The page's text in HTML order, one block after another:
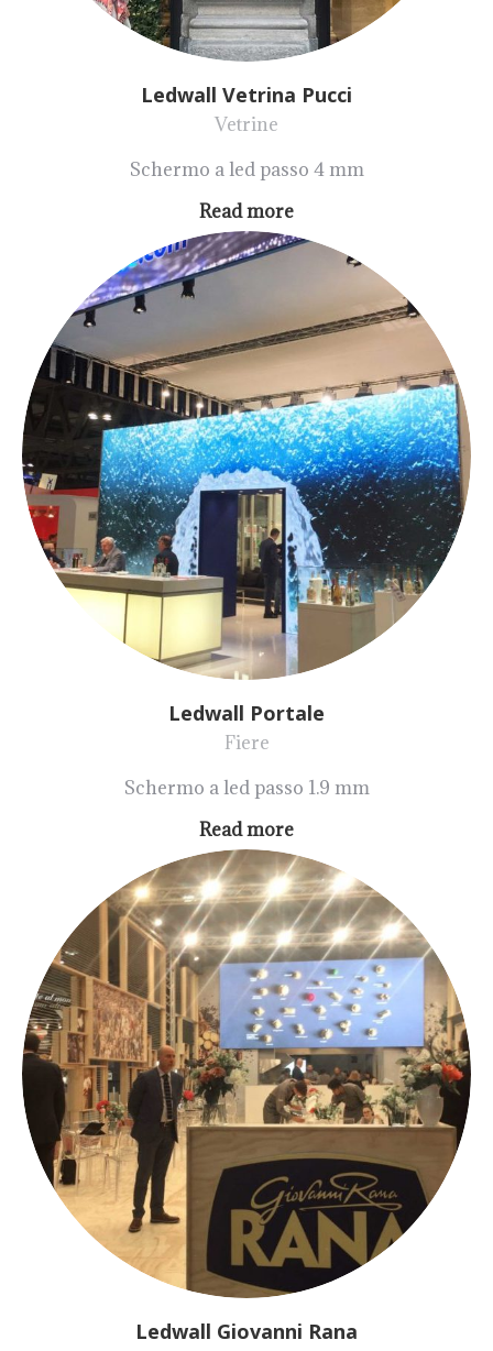
Ledwall Vetrina Pucci
Vetrine
Schermo a led passo 4 mm
Read more
Ledwall Portale
Fiere
Schermo a led passo 1.9 mm
Read more
Ledwall Giovanni Rana